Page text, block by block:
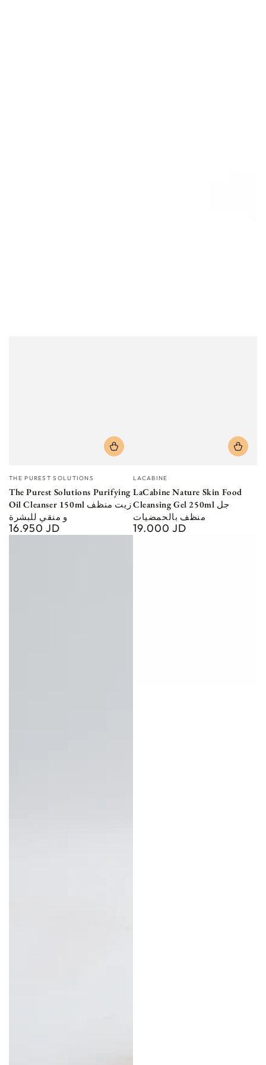
Vendor:
THE PUREST SOLUTIONS
The Purest Solutions Purifying
Oil Cleanser 150ml زيت منظف
و منقي للبشرة
Regular
16.950 JD
Vendor:
LACABINE
LaCabine Nature Skin Food
Cleansing Gel 250ml جل
منظف بالحمضيات
Regular
19.000 JD